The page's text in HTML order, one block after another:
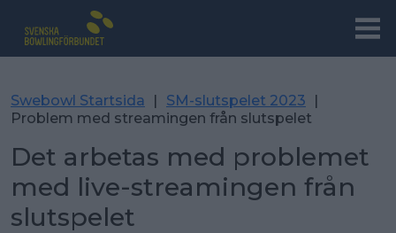
Swebowl Startsida | SM-slutspelet 2023
|
Problem med streamingen från slutspelet
Det arbetas med problemet
med live-streamingen från
slutspelet